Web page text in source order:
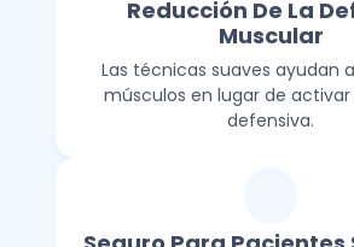
Reducción De La
Muscular
Las técnicas suaves ayudan
músculos en lugar de
defensiva.